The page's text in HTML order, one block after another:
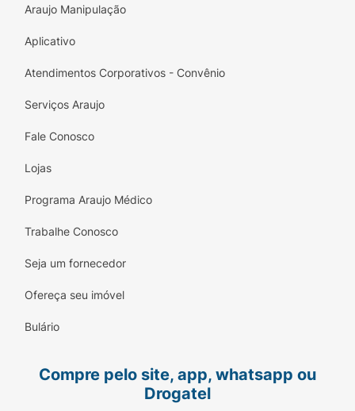
Araujo Manipulação
Aplicativo
Atendimentos Corporativos - Convênio
Serviços Araujo
Fale Conosco
Lojas
Programa Araujo Médico
Trabalhe Conosco
Seja um fornecedor
Ofereça seu imóvel
Bulário
Compre pelo site, app, whatsapp ou
Drogatel